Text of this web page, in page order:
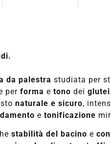
da palestra studiata per
performa etono deiglutei.
naturale e sicuro,
etonificazione
stabilità del bacino e